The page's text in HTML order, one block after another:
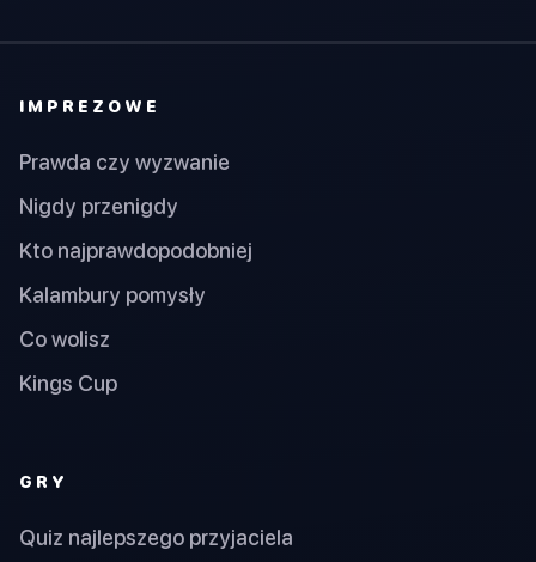
IMPREZOWE
Prawda czy wyzwanie
Nigdy przenigdy
Kto najprawdopodobniej
Kalambury pomysły
Co wolisz
Kings Cup
GRY
Quiz najlepszego przyjaciela